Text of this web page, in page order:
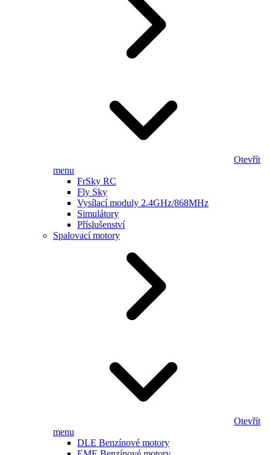
Otevřít
menu
FrSky RC
Fly Sky
Vysílací moduly 2.4GHz/868MHz
Simulátory
Příslušenství
Spalovací motory
Otevřít
menu
DLE Benzínové motory